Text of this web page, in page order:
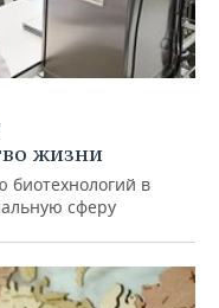
жизни
биотехнологий в
сферу